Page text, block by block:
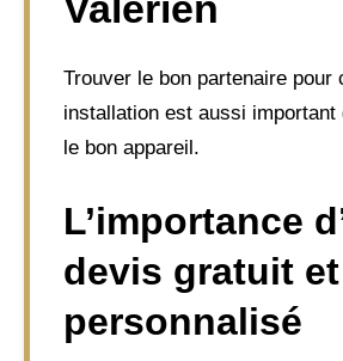
Trouver le bon partenaire pour
installation est aussi important
le bon appareil.
L’importance
devis gratuit et
personnalisé